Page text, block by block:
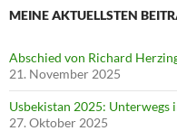
MEINE AKTUELLSTEN
Abschied von Richard
21. November 2025
Usbekistan 2025: Unterwegs
27. Oktober 2025